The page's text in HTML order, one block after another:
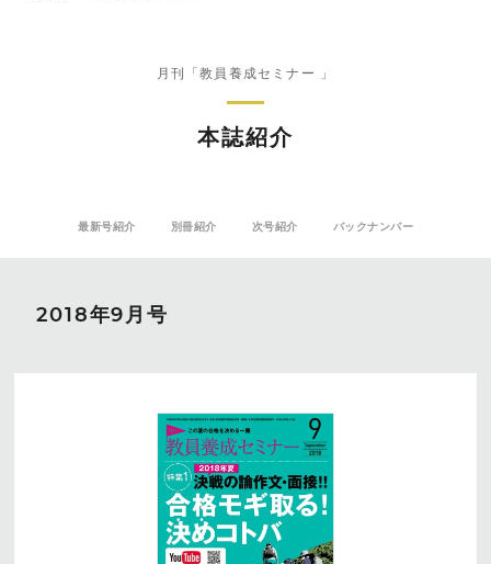
月刊「教員養成セミナー 」
本誌紹介
最新号紹介 別冊紹介 次号紹介 バックナンバー
2018年9月号